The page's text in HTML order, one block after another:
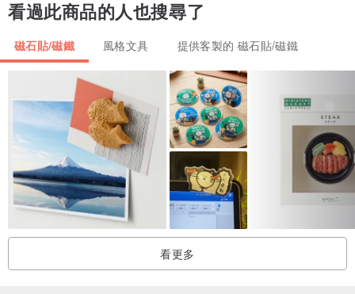
【詳細規格】
看過此商品的人也搜尋了
磁石貼/磁鐵 風格文具 提供客製的 磁石貼/磁鐵
看更多